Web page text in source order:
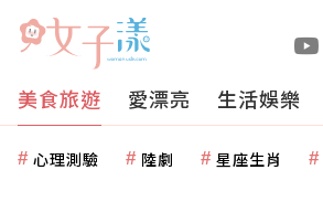
美食旅遊 愛漂亮 生活娛樂
心理測驗 陸劇 星座生肖